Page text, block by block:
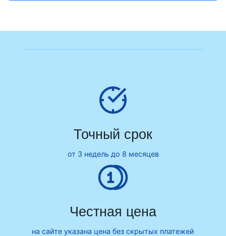
Точный срок
от 3 недель до 8 месяцев
Честная цена
на сайте указана цена без скрытых платежей